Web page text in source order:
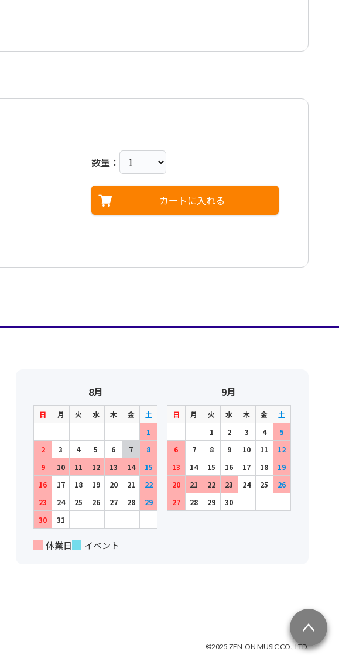
数量：
カートに入れる
8月
日 月 火 水 木 金
土
1
2
3 4 5 6 7
8
9
10 11 12 13 14
15
16
17 18 19 20 21
22
23
24 25 26 27 28
29
30
31
9月
日 月 火 水 木 金
土
1
2 3 4
5
6
7 8 9 10 11
12
13
14 15 16 17 18
19
20
21 22 23 24 25
26
27
28 29 30
休業日 イベント
©2025 ZEN-ON MUSIC CO., LTD.